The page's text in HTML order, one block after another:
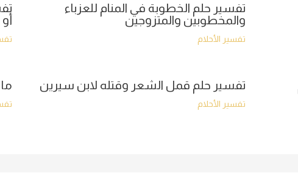
تفسير حلم الخطوبة في المنام للعزباء
والمخطوبين والمتزوجين
تفسير الأحلام
تفسير حلم قمل الشعر وقتله لابن سيرين
تفسير الأحلام